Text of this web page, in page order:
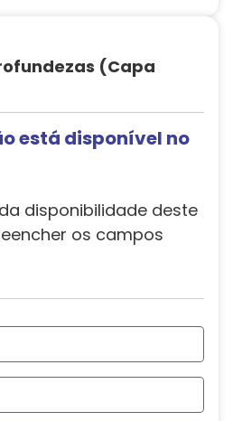
(Capa
está disponível no
disponibilidade deste
os campos